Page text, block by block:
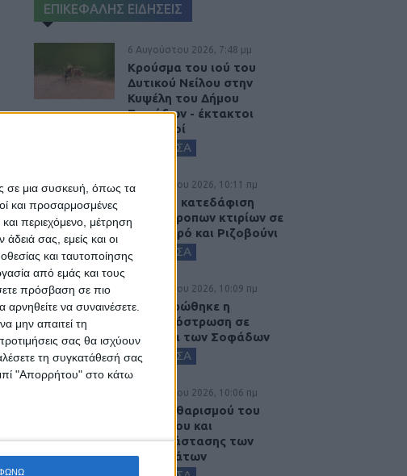
σε μια συσκευή, όπως τα
και προσαρμοσμένες
περιεχόμενο, μέτρηση
άδειά σας, εμείς και οι
και ταυτοποίησης
από εμάς και τους
πρόσβαση σε πιο
αρνηθείτε να συναινέσετε.
μην απαιτεί τη
σας θα ισχύουν
τη συγκατάθεσή σας
"Απορρήτου" στο κάτω
ΕΠΙΚΕΦΑΛΗΣ ΕΙΔΗΣΕΙΣ
6 Αυγούστου 2026, 7:48 μμ
Κρούσμα του ιού του
Δυτικού Νείλου στην
Κυψέλη του Δήμου
Σοφάδων - έκτακτοι
ψεκασμοί
ΚΑΡΔΙΤΣΑ
6 Αυγούστου 2026, 10:11 πμ
Ξεκινά η κατεδάφιση
ετοιμόρροπων κτιρίων σε
Αγναντερό και Ριζοβούνι
ΚΑΡΔΙΤΣΑ
6 Αυγούστου 2026, 10:09 πμ
Ολοκληρώθηκε η
ασφαλτόστρωση σε
τμήματα των Σοφάδων
ΚΑΡΔΙΤΣΑ
6 Αυγούστου 2026, 10:06 πμ
Έργο καθαρισμού του
Ρογόζινου και
αποκατάστασης των
αναχωμάτων